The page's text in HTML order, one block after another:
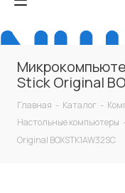
Stick Original
Главная - Каталог -
Настольные компьютеры -
Original BOXSTK1AW32SC